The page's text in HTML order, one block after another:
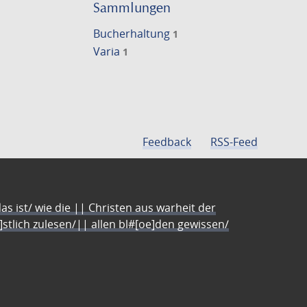
Sammlungen
Bucherhaltung 1
Varia 1
Feedback RSS-Feed
ist/ wie die || Christen aus warheit der
zulesen/|| allen bl#[oe]den gewissen/